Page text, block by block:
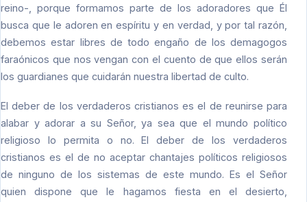
reino-, porque formamos parte de los adoradores que Él
busca que le adoren en espíritu y en verdad, y por tal razón,
debemos estar libres de todo engaño de los demagogos
faraónicos que nos vengan con el cuento de que ellos serán
los guardianes que cuidarán nuestra libertad de culto.
El deber de los verdaderos cristianos es el de reunirse para
alabar y adorar a su Señor, ya sea que el mundo político
religioso lo permita o no. El deber de los verdaderos
cristianos es el de no aceptar chantajes políticos religiosos
de ninguno de los sistemas de este mundo. Es el Señor
quien dispone que le hagamos fiesta en el desierto,